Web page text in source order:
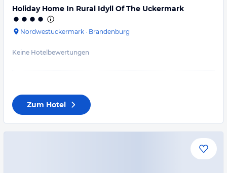
Holiday Home In Rural Idyll Of The Uckermark
Nordwestuckermark · Brandenburg
Keine Hotelbewertungen
Zum Hotel